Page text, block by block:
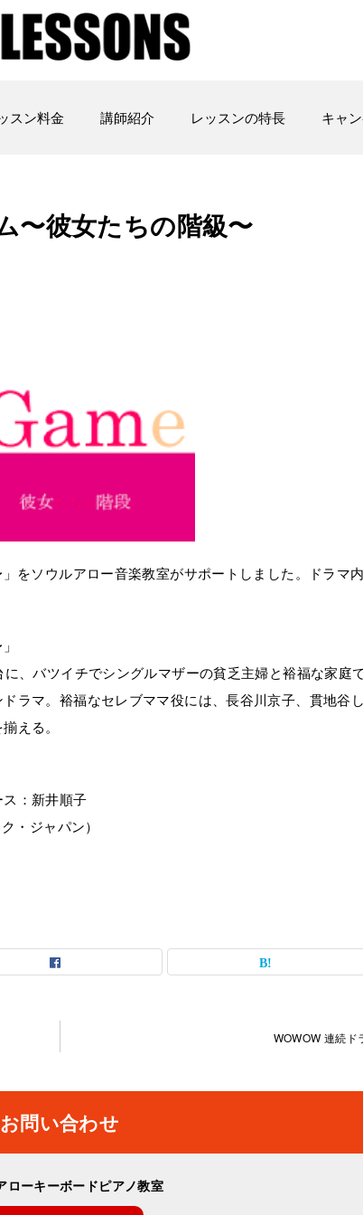
スン料金 講師紹介 レッスンの特長 キャ
〜彼女たちの階級〜
をソウルアロー音楽教室がサポートしました。ドラマ
、バツイチでシングルマザーの貧乏主婦と裕福な家庭
ラマ。裕福なセレブママ役には、長谷川京子、貫地谷
える。
：新井順子
・ジャパン）
WOWOW 連続ド
お問い合わせ
ローキーボードピアノ教室